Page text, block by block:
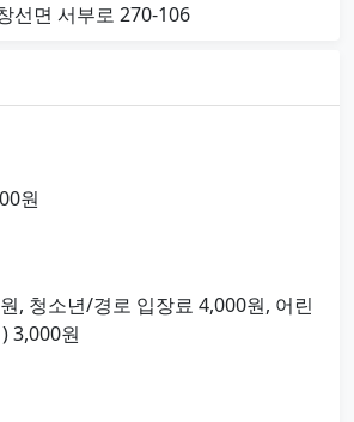
선면 서부로 270-106
원
, 청소년/경로 입장료 4,000원, 어린
3,000원